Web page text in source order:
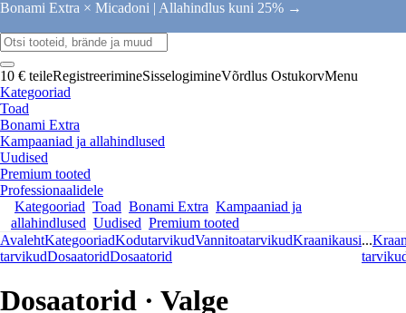
Bonami Extra × Micadoni | Allahindlus kuni 25% →
10 € teileRegistreerimineSisselogimineVõrdlus OstukorvMenu
Kategooriad
Toad
Bonami Extra
Kampaaniad ja allahindlused
Uudised
Premium tooted
Professionaalidele
Kategooriad Toad Bonami Extra Kampaaniad ja
allahindlused Uudised Premium tooted
AvalehtKategooriadKodutarvikudVannitoatarvikudKraanikausi
tarvikudDosaatoridDosaatorid
...
Dosaatorid · Valge